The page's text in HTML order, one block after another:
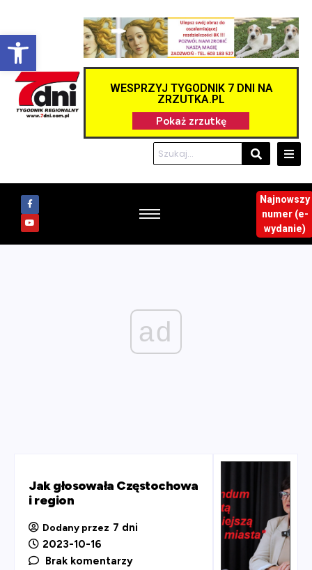
Otwórz pasek narzędzi
WESPRZYJ TYGODNIK 7 DNI NA
ZRZUTKA.PL
Najnowszy
numer (e-
wydanie)
ad
Jak głosowała Częstochowa
i region
Dodany przez 7 dni
2023-10-16
Brak komentarzy